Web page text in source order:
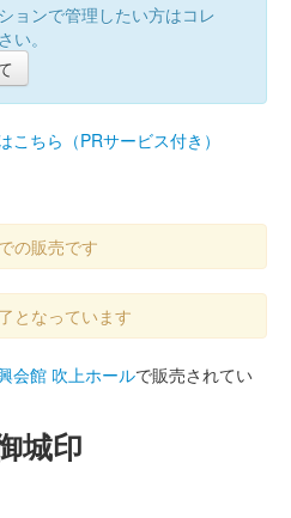
ョンで管理したい方はコレ
。
ちら（PRサービス付き）
の販売です
となっています
会館 吹上ホールで販売されてい
城印